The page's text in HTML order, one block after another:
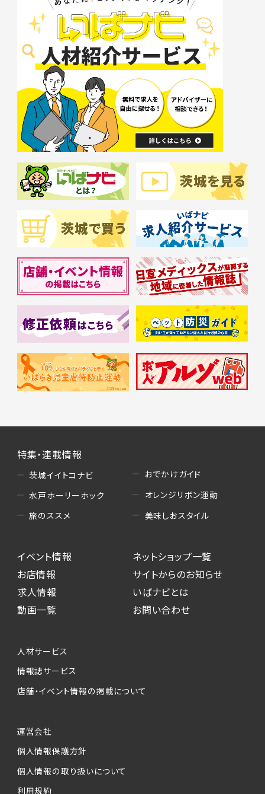
特集・連載情報
茨城イイトコナビ
水戸ホーリーホック
旅のススメ
おでかけガイド
オレンジリボン運動
美味しおスタイル
イベント情報
お店情報
求人情報
動画一覧
ネットショップ一覧
サイトからのお知らせ
いばナビとは
お問い合わせ
人材サービス
情報誌サービス
店舗・イベント情報の掲載について
運営会社
個人情報保護方針
個人情報の取り扱いについて
利用規約